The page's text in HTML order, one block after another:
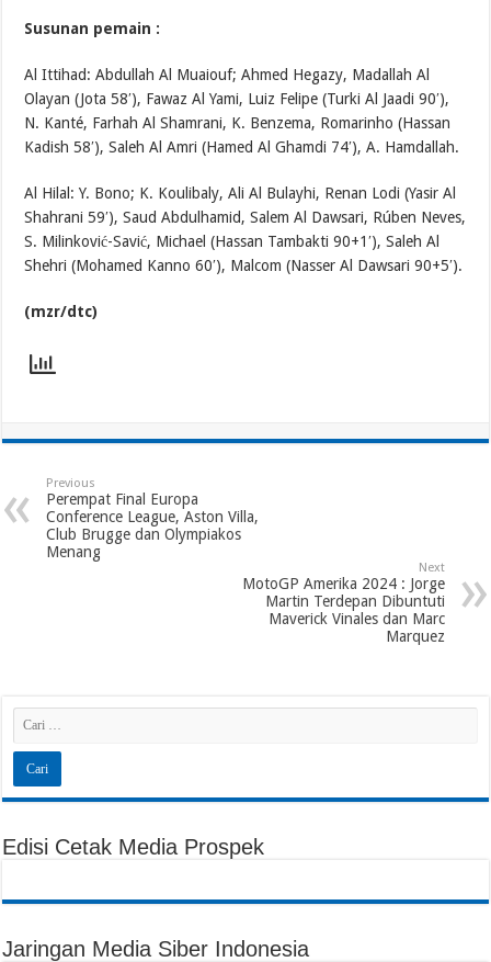
Susunan pemain :
Al Ittihad: Abdullah Al Muaiouf; Ahmed Hegazy, Madallah Al
Olayan (Jota 58′), Fawaz Al Yami, Luiz Felipe (Turki Al Jaadi 90′),
N. Kanté, Farhah Al Shamrani, K. Benzema, Romarinho (Hassan
Kadish 58′), Saleh Al Amri (Hamed Al Ghamdi 74′), A. Hamdallah.
Al Hilal: Y. Bono; K. Koulibaly, Ali Al Bulayhi, Renan Lodi (Yasir Al
Shahrani 59′), Saud Abdulhamid, Salem Al Dawsari, Rúben Neves,
S. Milinković-Savić, Michael (Hassan Tambakti 90+1′), Saleh Al
Shehri (Mohamed Kanno 60′), Malcom (Nasser Al Dawsari 90+5′).
(mzr/dtc)
Previous
Perempat Final Europa
Conference League, Aston Villa,
Club Brugge dan Olympiakos
Menang
Next
MotoGP Amerika 2024 : Jorge
Martin Terdepan Dibuntuti
Maverick Vinales dan Marc
Marquez
Edisi Cetak Media Prospek
Jaringan Media Siber Indonesia